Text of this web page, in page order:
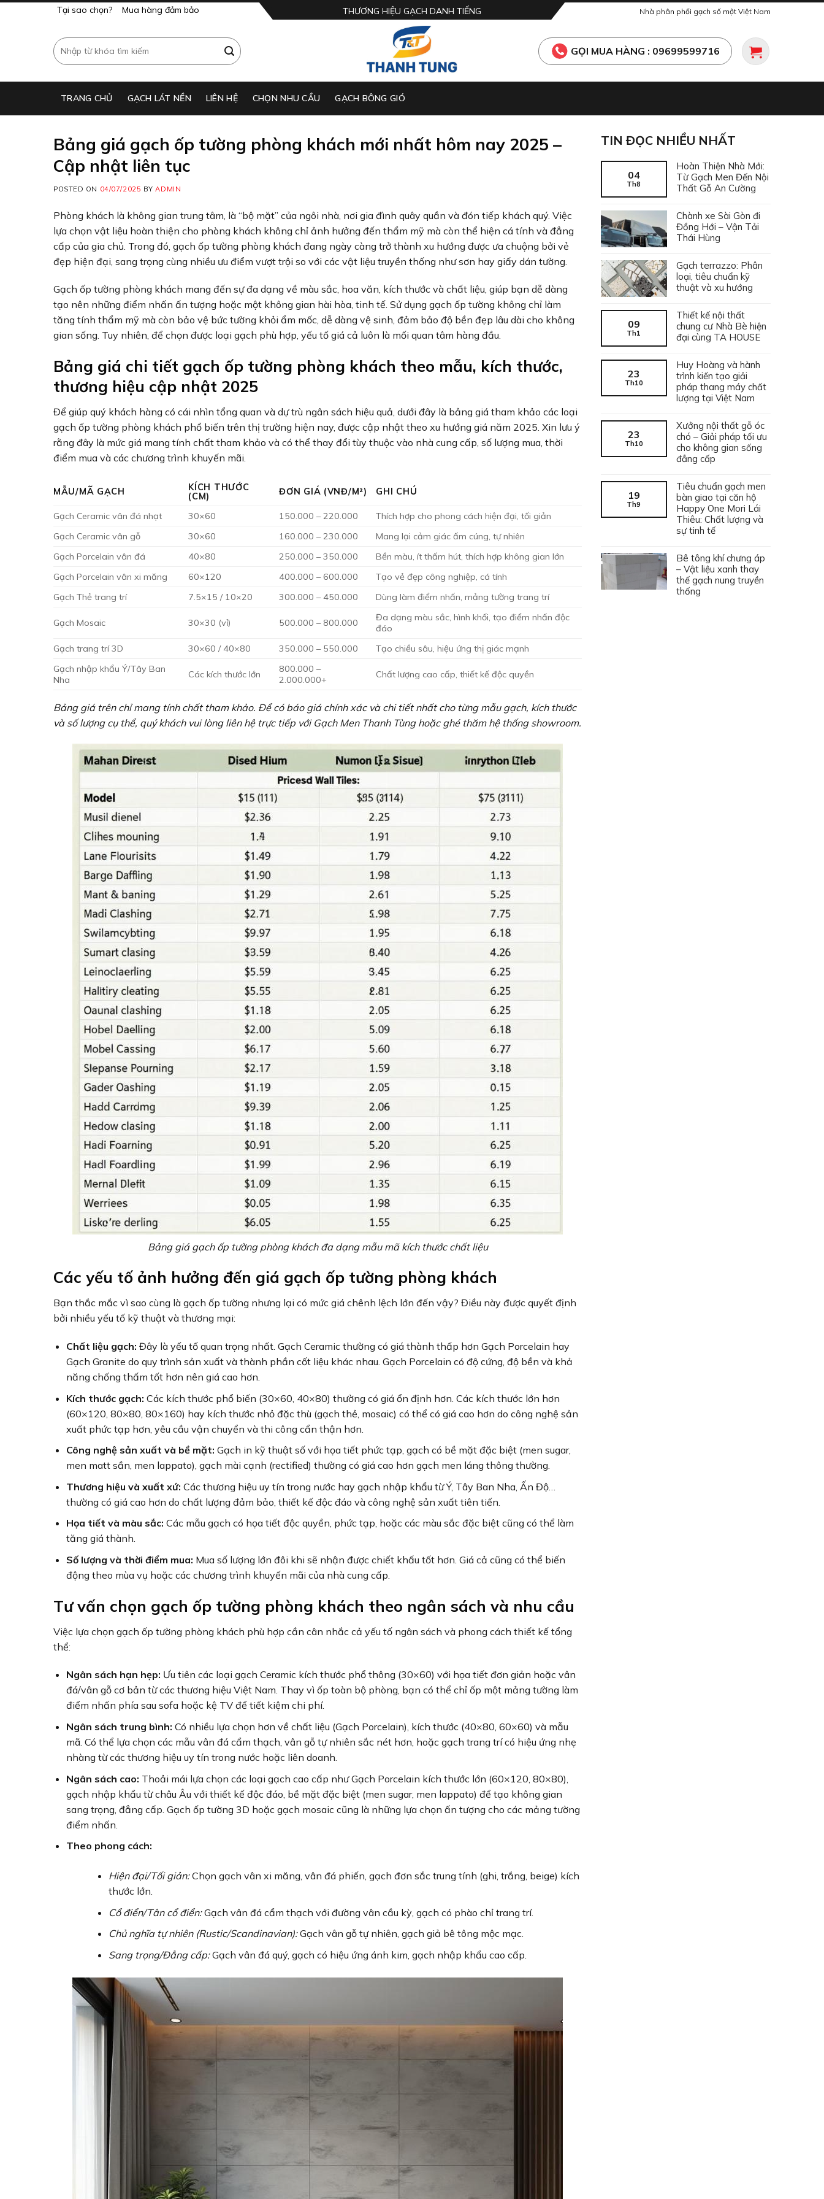
Tại sao chọn? Mua hàng đảm bảo THƯƠNG HIỆU GẠCH DANH TIẾNG Nhà phân phối gạch số một Việt Nam
Tìm
kiếm:
GỌI MUA HÀNG : 09699599716
TRANG CHỦ GẠCH LÁT NỀN​ LIÊN HỆ CHỌN NHU CẦU GẠCH BÔNG GIÓ
Bảng giá gạch ốp tường phòng khách mới nhất hôm nay 2025 –
Cập nhật liên tục
POSTED ON 04/07/2025 BYADMIN
Phòng khách là không gian trung tâm, là “bộ mặt” của ngôi nhà, nơi gia đình quây quần và đón tiếp khách quý. Việc
lựa chọn vật liệu hoàn thiện cho phòng khách không chỉ ảnh hưởng đến thẩm mỹ mà còn thể hiện cá tính và đẳng
cấp của gia chủ. Trong đó, gạch ốp tường phòng khách đang ngày càng trở thành xu hướng được ưa chuộng bởi vẻ
đẹp hiện đại, sang trọng cùng nhiều ưu điểm vượt trội so với các vật liệu truyền thống như sơn hay giấy dán tường.
Gạch ốp tường phòng khách mang đến sự đa dạng về màu sắc, hoa văn, kích thước và chất liệu, giúp bạn dễ dàng
tạo nên những điểm nhấn ấn tượng hoặc một không gian hài hòa, tinh tế. Sử dụng gạch ốp tường không chỉ làm
tăng tính thẩm mỹ mà còn bảo vệ bức tường khỏi ẩm mốc, dễ dàng vệ sinh, đảm bảo độ bền đẹp lâu dài cho không
gian sống. Tuy nhiên, để chọn được loại gạch phù hợp, yếu tố giá cả luôn là mối quan tâm hàng đầu.
Bảng giá chi tiết gạch ốp tường phòng khách theo mẫu, kích thước,
thương hiệu cập nhật 2025
Để giúp quý khách hàng có cái nhìn tổng quan và dự trù ngân sách hiệu quả, dưới đây là bảng giá tham khảo các loại
gạch ốp tường phòng khách phổ biến trên thị trường hiện nay, được cập nhật theo xu hướng giá năm 2025. Xin lưu ý
rằng đây là mức giá mang tính chất tham khảo và có thể thay đổi tùy thuộc vào nhà cung cấp, số lượng mua, thời
điểm mua và các chương trình khuyến mãi.
MẪU/MÃ GẠCH
KÍCH THƯỚC
(CM)
ĐƠN GIÁ (VNĐ/M²) GHI CHÚ
Gạch Ceramic vân đá nhạt 30×60 150.000 – 220.000
Thích hợp cho phong cách hiện đại, tối giản
Gạch Ceramic vân gỗ
30×60 160.000 – 230.000
Mang lại cảm giác ấm cúng, tự nhiên
Gạch Porcelain vân đá
40×80 250.000 – 350.000
Bền màu, ít thấm hút, thích hợp không gian lớn
Gạch Porcelain vân xi măng
60×120 400.000 – 600.000
Tạo vẻ đẹp công nghiệp, cá tính
Gạch Thẻ trang trí
7.5×15 / 10×20 300.000 – 450.000 Dùng làm điểm nhấn, mảng tường trang trí
Gạch Mosaic 30×30 (vỉ) 500.000 – 800.000
Đa dạng màu sắc, hình khối, tạo điểm nhấn độc
đáo
Gạch trang trí 3D
30×60 / 40×80 350.000 – 550.000
Tạo chiều sâu, hiệu ứng thị giác mạnh
Gạch nhập khẩu Ý/Tây Ban
Nha
Các kích thước lớn
800.000 –
2.000.000+
Chất lượng cao cấp, thiết kế độc quyền
Bảng giá trên chỉ mang tính chất tham khảo. Để có báo giá chính xác và chi tiết nhất cho từng mẫu gạch, kích thước
và số lượng cụ thể, quý khách vui lòng liên hệ trực tiếp với Gạch Men Thanh Tùng hoặc ghé thăm hệ thống showroom.
Bảng giá gạch ốp tường phòng khách đa dạng mẫu mã kích thước chất liệu
Các yếu tố ảnh hưởng đến giá gạch ốp tường phòng khách
Bạn thắc mắc vì sao cùng là gạch ốp tường nhưng lại có mức giá chênh lệch lớn đến vậy? Điều này được quyết định
bởi nhiều yếu tố kỹ thuật và thương mại:
Chất liệu gạch: Đây là yếu tố quan trọng nhất. Gạch Ceramic thường có giá thành thấp hơn Gạch Porcelain hay
Gạch Granite do quy trình sản xuất và thành phần cốt liệu khác nhau. Gạch Porcelain có độ cứng, độ bền và khả
năng chống thấm tốt hơn nên giá cao hơn.
Kích thước gạch: Các kích thước phổ biến (30×60, 40×80) thường có giá ổn định hơn. Các kích thước lớn hơn
(60×120, 80×80, 80×160) hay kích thước nhỏ đặc thù (gạch thẻ, mosaic) có thể có giá cao hơn do công nghệ sản
xuất phức tạp hơn, yêu cầu vận chuyển và thi công cẩn thận hơn.
Công nghệ sản xuất và bề mặt: Gạch in kỹ thuật số với họa tiết phức tạp, gạch có bề mặt đặc biệt (men sugar,
men matt sần, men lappato), gạch mài cạnh (rectified) thường có giá cao hơn gạch men láng thông thường.
Thương hiệu và xuất xứ: Các thương hiệu uy tín trong nước hay gạch nhập khẩu từ Ý, Tây Ban Nha, Ấn Độ…
thường có giá cao hơn do chất lượng đảm bảo, thiết kế độc đáo và công nghệ sản xuất tiên tiến.
Họa tiết và màu sắc: Các mẫu gạch có họa tiết độc quyền, phức tạp, hoặc các màu sắc đặc biệt cũng có thể làm
tăng giá thành.
Số lượng và thời điểm mua: Mua số lượng lớn đôi khi sẽ nhận được chiết khấu tốt hơn. Giá cả cũng có thể biến
động theo mùa vụ hoặc các chương trình khuyến mãi của nhà cung cấp.
Tư vấn chọn gạch ốp tường phòng khách theo ngân sách và nhu cầu
Việc lựa chọn gạch ốp tường phòng khách phù hợp cần cân nhắc cả yếu tố ngân sách và phong cách thiết kế tổng
thể:
Ngân sách hạn hẹp: Ưu tiên các loại gạch Ceramic kích thước phổ thông (30×60) với họa tiết đơn giản hoặc vân
đá/vân gỗ cơ bản từ các thương hiệu Việt Nam. Thay vì ốp toàn bộ phòng, bạn có thể chỉ ốp một mảng tường làm
điểm nhấn phía sau sofa hoặc kệ TV để tiết kiệm chi phí.
Ngân sách trung bình: Có nhiều lựa chọn hơn về chất liệu (Gạch Porcelain), kích thước (40×80, 60×60) và mẫu
mã. Có thể lựa chọn các mẫu vân đá cẩm thạch, vân gỗ tự nhiên sắc nét hơn, hoặc gạch trang trí có hiệu ứng nhẹ
nhàng từ các thương hiệu uy tín trong nước hoặc liên doanh.
Ngân sách cao: Thoải mái lựa chọn các loại gạch cao cấp như Gạch Porcelain kích thước lớn (60×120, 80×80),
gạch nhập khẩu từ châu Âu với thiết kế độc đáo, bề mặt đặc biệt (men sugar, men lappato) để tạo không gian
sang trọng, đẳng cấp. Gạch ốp tường 3D hoặc gạch mosaic cũng là những lựa chọn ấn tượng cho các mảng tường
điểm nhấn.
Theo phong cách:
Hiện đại/Tối giản:Chọn gạch vân xi măng, vân đá phiến, gạch đơn sắc trung tính (ghi, trắng, beige) kích
thước lớn.
Cổ điển/Tân cổ điển:Gạch vân đá cẩm thạch với đường vân cầu kỳ, gạch có phào chỉ trang trí.
Chủ nghĩa tự nhiên (Rustic/Scandinavian):Gạch vân gỗ tự nhiên, gạch giả bê tông mộc mạc.
Sang trọng/Đẳng cấp:Gạch vân đá quý, gạch có hiệu ứng ánh kim, gạch nhập khẩu cao cấp.
TIN ĐỌC NHIỀU NHẤT
04
Th8
Hoàn Thiện Nhà Mới:
Từ Gạch Men Đến Nội
Thất Gỗ An Cường
Chành xe Sài Gòn đi
Đồng Hới – Vận Tải
Thái Hùng
Gạch terrazzo: Phân
loại, tiêu chuẩn kỹ
thuật và xu hướng
09
Th1
Thiết kế nội thất
chung cư Nhà Bè hiện
đại cùng TA HOUSE
23
Th10
Huy Hoàng và hành
trình kiến tạo giải
pháp thang máy chất
lượng tại Việt Nam
23
Th10
Xưởng nội thất gỗ óc
chó – Giải pháp tối ưu
cho không gian sống
đẳng cấp
19
Th9
Tiêu chuẩn gạch men
bàn giao tại căn hộ
Happy One Mori Lái
Thiêu: Chất lượng và
sự tinh tế
Bê tông khí chưng áp
– Vật liệu xanh thay
thế gạch nung truyền
thống